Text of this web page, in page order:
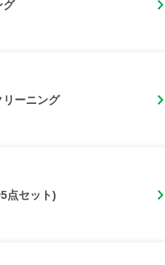
グ
ーニング
点セット)